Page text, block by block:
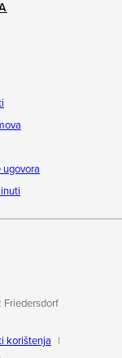
Friedersdorf
korištenja